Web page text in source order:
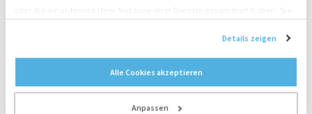
Details zeigen
Alle Cookies akzeptieren
Anpassen
Stromaggregate, Kraftstoffe, Hybride Lösungen,
Batteriespeicher, Überwachung